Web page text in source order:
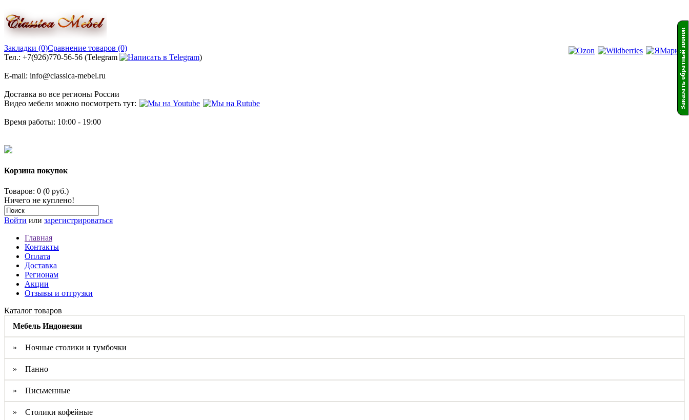
Закладки (0)Сравнение товаров (0)
Тел.: +7(926)770-56-56 (Telegram
)
E-mail: info@classica-mebel.ru
Доставка во все регионы России
Видео мебели можно посмотреть тут:
Время работы: 10:00 - 19:00
Корзина покупок
Товаров: 0 (0 руб.)
Ничего не куплено!
Войти или зарегистрироваться
Главная
Контакты
Оплата
Доставка
Регионам
Акции
Отзывы и отгрузки
Каталог товаров
Мебель Индонезии
» Ночные столики и тумбочки
» Панно
» Письменные
» Столики кофейные